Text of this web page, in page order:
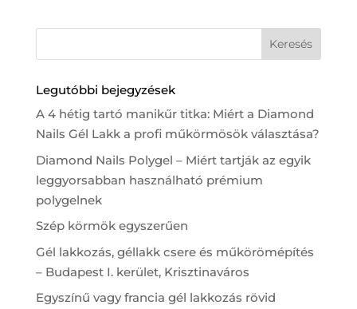
Legutóbbi bejegyzések
A 4 hétig tartó manikűr titka: Miért a Diamond
Nails Gél Lakk a profi műkörmösök választása?
Diamond Nails Polygel – Miért tartják az egyik
leggyorsabban használható prémium
polygelnek
Szép körmök egyszerűen
Gél lakkozás, géllakk csere és műkörömépítés
– Budapest I. kerület, Krisztinaváros
Egyszínű vagy francia gél lakkozás rövid